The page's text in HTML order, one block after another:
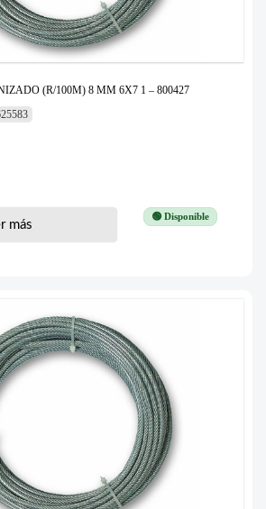
(R/100M) 8 MM 6X7 1 – 800427
🟢 Disponible
más